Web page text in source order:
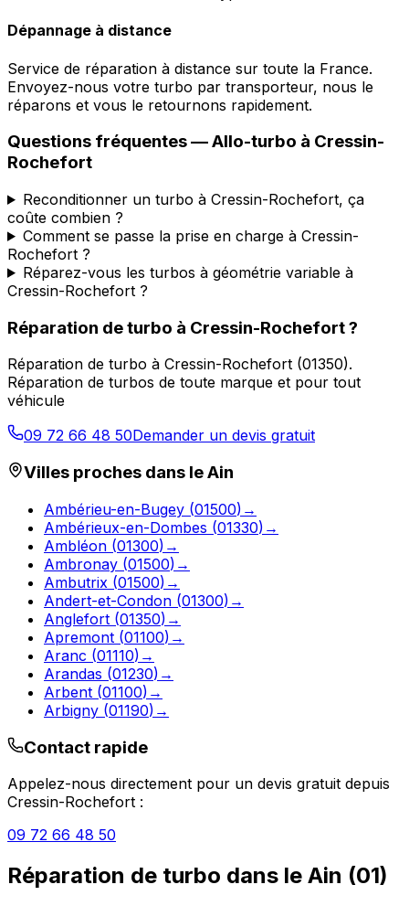
Dépannage à distance
Service de réparation à distance sur toute la France.
Envoyez-nous votre turbo par transporteur, nous le
réparons et vous le retournons rapidement.
Questions fréquentes —Allo-turbo à Cressin-
Rochefort
Reconditionner un turbo à Cressin-Rochefort, ça
coûte combien ?
Comment se passe la prise en charge à Cressin-
Rochefort ?
Réparez-vous les turbos à géométrie variable à
Cressin-Rochefort ?
Réparation de turbo à Cressin-Rochefort?
Réparation de turbo à Cressin-Rochefort (01350).
Réparation de turbos de toute marque et pour tout
véhicule
09 72 66 48 50Demander un devis gratuit
Villes proches dans leAin
Ambérieu-en-Bugey (01500) →
Ambérieux-en-Dombes (01330) →
Ambléon (01300) →
Ambronay (01500) →
Ambutrix (01500) →
Andert-et-Condon (01300) →
Anglefort (01350) →
Apremont (01100) →
Aranc (01110) →
Arandas (01230) →
Arbent (01100) →
Arbigny (01190) →
Contact rapide
Appelez-nous directement pour un devis gratuit depuis
Cressin-Rochefort :
09 72 66 48 50
Réparation de turbo dans le Ain (01)